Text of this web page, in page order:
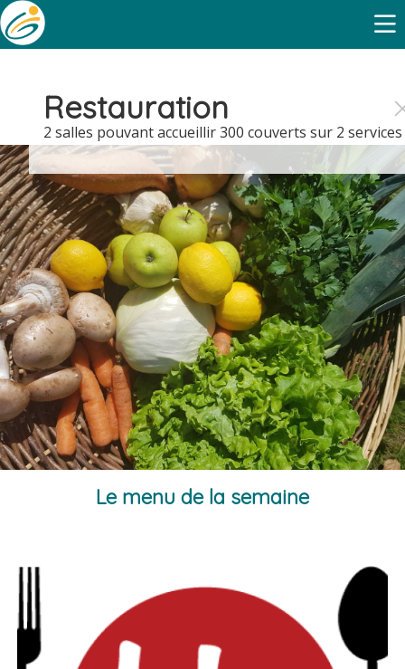
Restauration
2 salles pouvant accueillir 300 couverts sur 2 services
Le menu de la semaine